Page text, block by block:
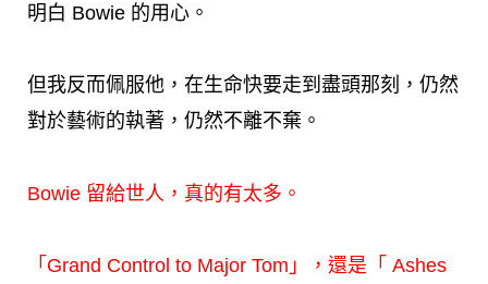
明白 Bowie 的用心。
但我反而佩服他，在生命快要走到盡頭那刻，仍然
對於藝術的執著，仍然不離不棄。
Bowie 留給世人，真的有太多。
「Grand Control to Major Tom」，還是「 Ashes